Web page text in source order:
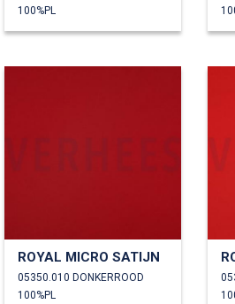
100%PL
ROYAL MICRO SATIJN
05350.010 DONKERROOD
100%PL